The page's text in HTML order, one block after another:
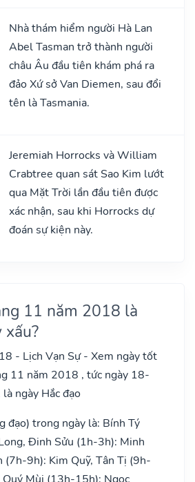
Nhà thám hiểm người Hà Lan
Abel Tasman trở thành người
châu Âu đầu tiên khám phá ra
đảo Xứ sở Van Diemen, sau đổi
tên là Tasmania.
Jeremiah Horrocks và William
Crabtree quan sát Sao Kim lướt
qua Mặt Trời lần đầu tiên được
xác nhận, sau khi Horrocks dự
đoán sự kiện này.
11 năm 2018 là
- Lịch Vạn Sự - Xem ngày tốt
11 năm 2018 , tức ngày 18-
ngày Hắc đạo
đạo) trong ngày là: Bính Tý
Đinh Sửu (1h-3h): Minh
(7h-9h): Kim Quỹ, Tân Tị (9h-